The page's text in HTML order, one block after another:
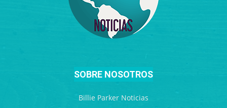
SOBRE NOSOTROS
Billie Parker Noticias